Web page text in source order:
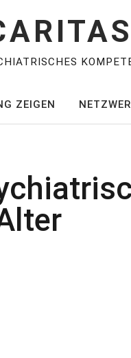
ZEIGEN